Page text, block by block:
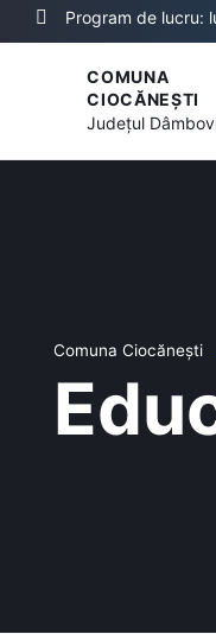
Program de lucru:
COMUNA
CIOCĂNEȘTI
Județul
Comuna Ciocănești